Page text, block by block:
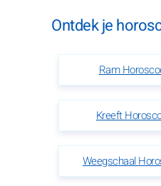
Ontdek je
Ram
Kreeft
Weegschaal